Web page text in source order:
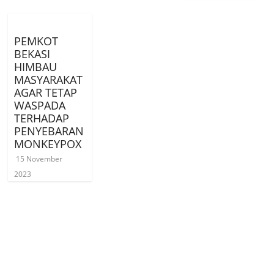
PEMKOT
BEKASI
HIMBAU
MASYARAKAT
AGAR TETAP
WASPADA
TERHADAP
PENYEBARAN
MONKEYPOX
15 November
2023